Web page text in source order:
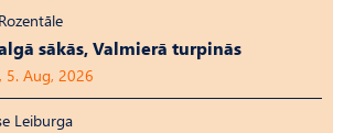
sākās, Valmierā turpinās
5. Aug, 2026
Leiburga